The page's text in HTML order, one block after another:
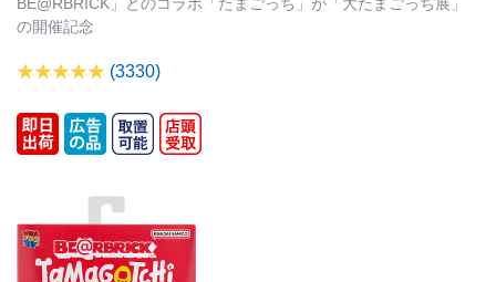
の開催記念
(3330)